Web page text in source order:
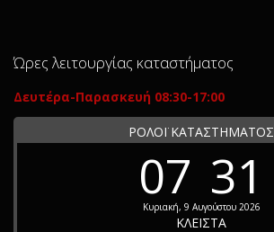
Ώρες λειτουργίας καταστήματος
Δευτέρα-Παρασκευή 08:30-17:00
ΡΟΛΟΪ ΚΑΤΑΣΤΗΜΑΤΟΣ
07 31
Κυριακή, 9 Αυγούστου 2026
ΚΛΕΙΣΤΑ